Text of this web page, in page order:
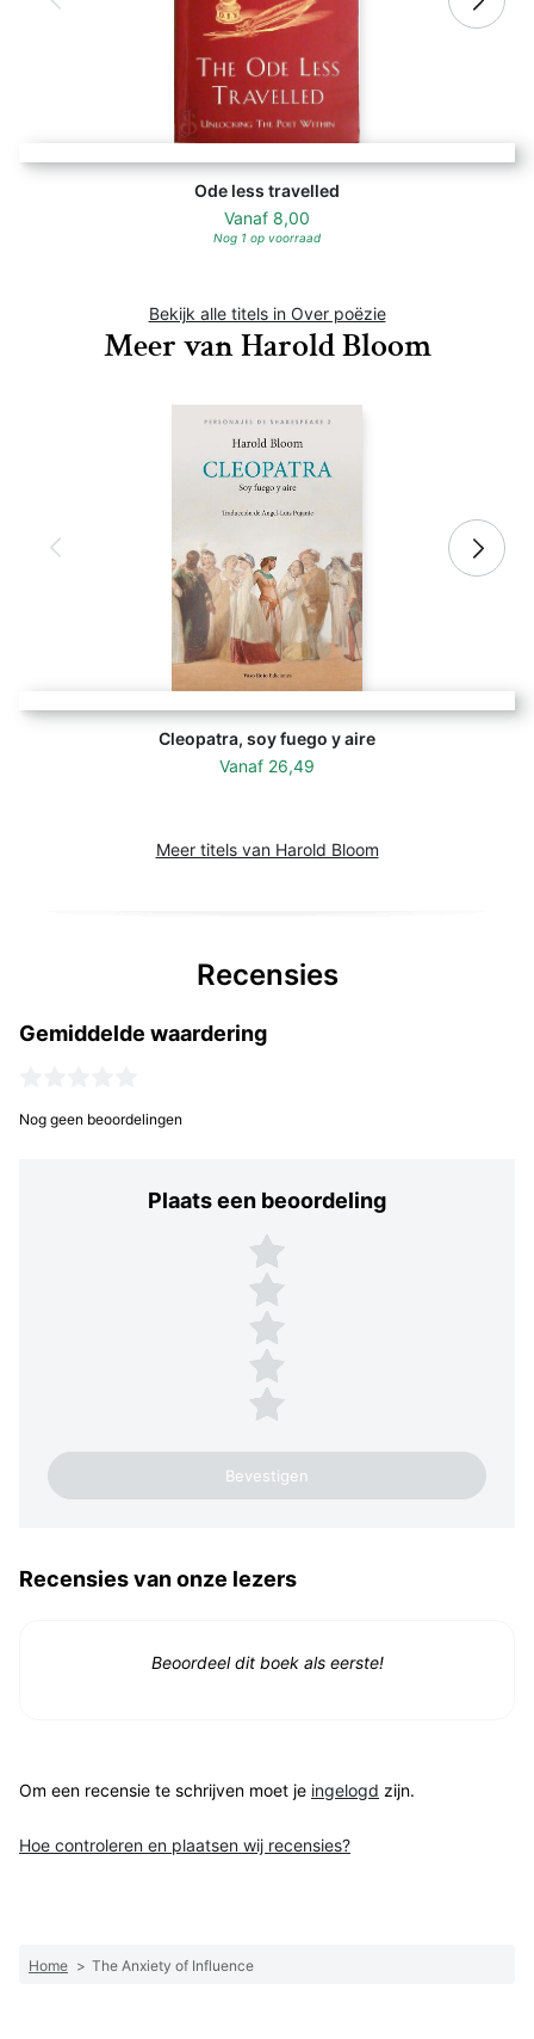
Ode less travelled
Vanaf 8,00
Nog 1 op voorraad
Bekijk alle titels in Over poëzie
Meer van Harold Bloom
Cleopatra, soy fuego y aire
Vanaf 26,49
Meer titels van Harold Bloom
Recensies
Gemiddelde waardering
Nog geen beoordelingen
Plaats een beoordeling
Plaats een beoordeling
5 sterren
4 sterren
3 sterren
2 sterren
1 ster
Recensies van onze lezers
Beoordeel dit boek als eerste!
Om een recensie te schrijven moet je ingelogd zijn.
Hoe controleren en plaatsen wij recensies?
Home > The Anxiety of Influence